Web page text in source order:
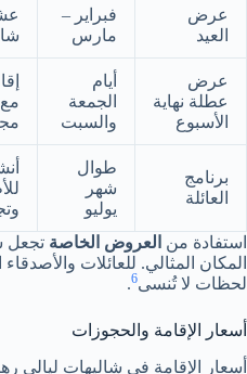
عرض
العيد
فبراير –
مارس
عرض
عطلة نهاية
الأسبوع
أيام
الجمعة
والسبت
برنامج
العائلة
طوال
شهر
يوليو
استفادة من العروض الخاصة تجعل
المكان المثالي. للعائلات
لحظات لا تُنسى6
.
أسعار الإقامة والحجوزات
أسعار الإقامة في شاليهات